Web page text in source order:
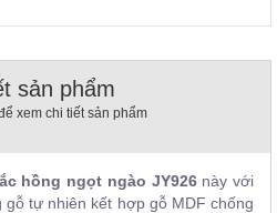
sản phẩm
xem chi tiết sản phẩm
hồng ngọt ngào JY926 này với
tự nhiên kết hợp gỗ MDF chống